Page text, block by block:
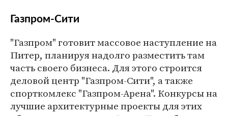
Газпром-Сити
"Газпром" готовит массовое наступление на
Питер, планируя надолго разместить там
часть своего бизнеса. Для этого строится
деловой центр "Газпром-Сити", а также
спорткомлекс "Газпром-Арена". Конкурсы на
лучшие архитектурные проекты для этих